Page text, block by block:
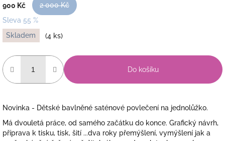
900 Kč
2 000 Kč
Sleva 55 %
Měrná
cena:
Skladem (4 ks)
Do košíku
Novinka - Dětské bavlněné saténové povlečení na jednolůžko.
Má dvouletá práce, od samého začátku do konce. Grafický návrh,
příprava k tisku, tisk, šití ...dva roky přemýšlení, vymýšlení jak a